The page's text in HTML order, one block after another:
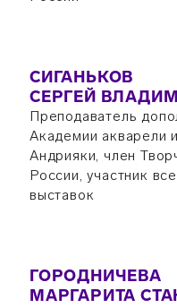
СИГАНЬКОВ
СЕРГЕЙ
Преподаватель
Академии акварели
Андрияки, член
России, участник
выставок
ГОРОДНИЧЕВА
МАРГАРИТА